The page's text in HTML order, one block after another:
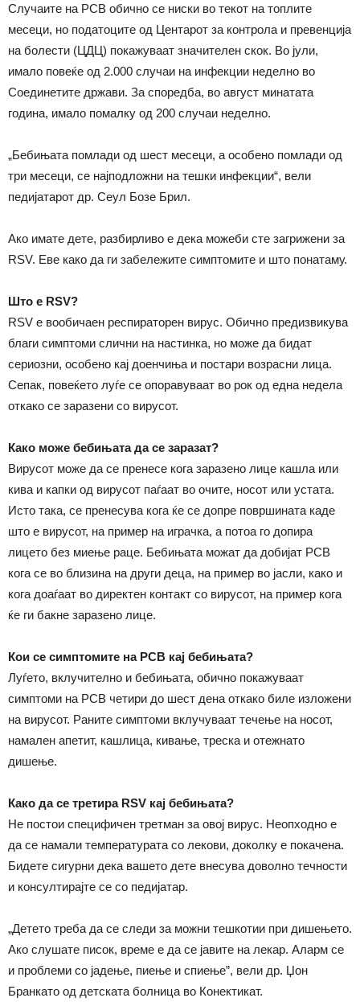
Случаите на РСВ обично се ниски во текот на топлите
месеци, но податоците од Центарот за контрола и превенција
на болести (ЦДЦ) покажуваат значителен скок. Во јули,
имало повеќе од 2.000 случаи на инфекции неделно во
Соединетите држави. За споредба, во август минатата
година, имало помалку од 200 случаи неделно.
„Бебињата помлади од шест месеци, а особено помлади од
три месеци, се најподложни на тешки инфекции“, вели
педијатарот др. Сеул Бозе Брил.
Ако имате дете, разбирливо е дека можеби сте загрижени за
RSV. Еве како да ги забележите симптомите и што понатаму.
Што е RSV?
RSV е вообичаен респираторен вирус. Обично предизвикува
благи симптоми слични на настинка, но може да бидат
сериозни, особено кај доенчиња и постари возрасни лица.
Сепак, повеќето луѓе се опоравуваат во рок од една недела
откако се заразени со вирусот.
Како може бебињата да се заразат?
Вирусот може да се пренесе кога заразено лице кашла или
кива и капки од вирусот паѓаат во очите, носот или устата.
Исто така, се пренесува кога ќе се допре површината каде
што е вирусот, на пример на играчка, а потоа го допира
лицето без миење раце. Бебињата можат да добијат РСВ
кога се во близина на други деца, на пример во јасли, како и
кога доаѓаат во директен контакт со вирусот, на пример кога
ќе ги бакне заразено лице.
Кои се симптомите на РСВ кај бебињата?
Луѓето, вклучително и бебињата, обично покажуваат
симптоми на РСВ четири до шест дена откако биле изложени
на вирусот. Раните симптоми вклучуваат течење на носот,
намален апетит, кашлица, кивање, треска и отежнато
дишење.
Како да се третира RSV кај бебињата?
Не постои специфичен третман за овој вирус. Неопходно е
да се намали температурата со лекови, доколку е покачена.
Бидете сигурни дека вашето дете внесува доволно течности
и консултирајте се со педијатар.
„Детето треба да се следи за можни тешкотии при дишењето.
Ако слушате писок, време е да се јавите на лекар. Аларм се
и проблеми со јадење, пиење и спиење”, вели др. Џон
Бранкато од детската болница во Конектикат.